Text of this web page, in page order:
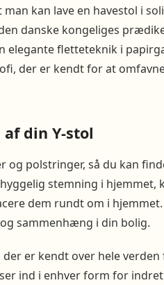
kan lave en havestol i
danske kongeliges
elegante fletteteknik i
der er kendt for at
din Y-stol
og polstringer, så du kan
stemning i hjemmet,
dem rundt om i
sammenhæng i din bolig.
er kendt over hele
ind i enhver form for